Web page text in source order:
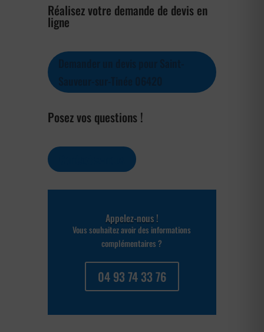
Réalisez votre demande de devis en
ligne
Posez vos questions !
Appelez-nous !
Vous souhaitez avoir des informations
complémentaires ?
04 93 74 33 76